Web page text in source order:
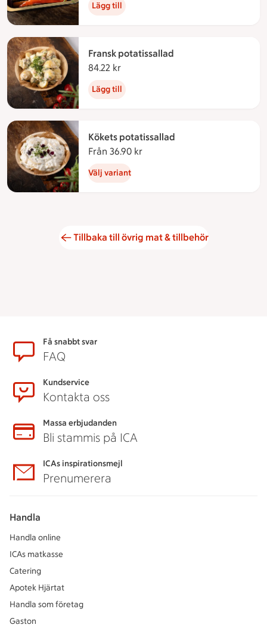
Lägg till
Fransk potatissallad
84.22 kr
Lägg till
Kökets potatissallad
Från 36.90 kr
Välj variant
Tillbaka till övrig mat & tillbehör
SidfotFå snabbt svar
FAQ
Kundservice
Kontakta oss
Massa erbjudanden
Bli stammis på ICA
ICAs inspirationsmejl
Prenumerera
Handla
Handla online
ICAs matkasse
Catering
Apotek Hjärtat
Handla som företag
Gaston